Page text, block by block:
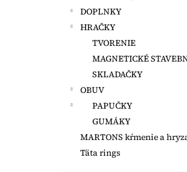
DOPLNKY
HRAČKY
TVORENIE
MAGNETICKÉ
SKLADAČKY
OBUV
PAPUČKY
GUMÁKY
MARTONS kŕmenie a
Täta rings